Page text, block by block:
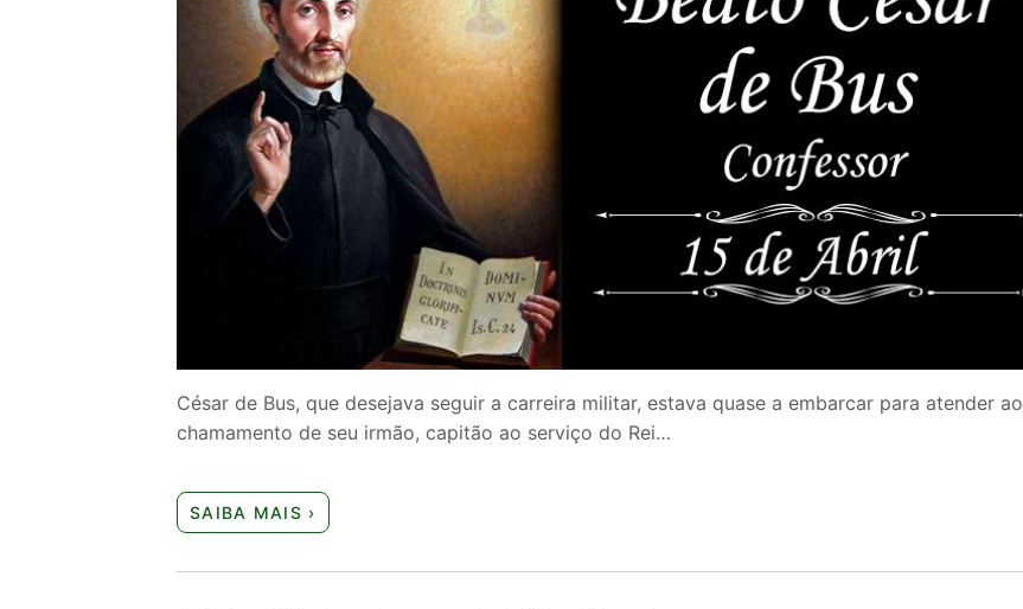
César de Bus, que desejava seguir a carreira militar, estava quase a embarcar para atender ao
chamamento de seu irmão, capitão ao serviço do Rei…
SAIBA MAIS ›